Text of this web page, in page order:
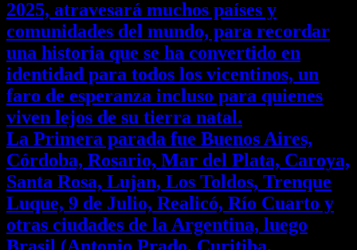
2025, atravesará muchos países y
comunidades del mundo, para recordar
una historia que se ha convertido en
identidad para todos los vicentinos, un
faro de esperanza incluso para quienes
viven lejos de su tierra natal.
La Primera parada fue Buenos Aires,
Córdoba, Rosario, Mar del Plata, Caroya,
Santa Rosa, Lujan, Los Toldos, Trenque
Luque, 9 de Julio, Realicó, Río Cuarto y
otras ciudades de la Argentina, luego